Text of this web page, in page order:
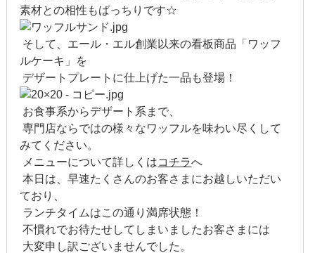
2014年3月
2014年2月
2014年1月
2013年12月
2013年10月
2013年8月
素材との相性もばっちりです☆
そして、エール・エル創業以来の看板商品「ワッフ
ルケーキ」を
デザートプレートに仕上げた一品も登場！
お食事系からデザート系まで、
専門店ならではの様々なワッフルを味わい尽くして
みてください。
メニューについて詳しくはコチラへ
本日は、早速たくさんのお客さまにお越しいただい
ており、
ランチタイムはこの通り満席状態！
不慣れでお待たせしてしまいましたお客さまには
大変申し訳ございませんでした。